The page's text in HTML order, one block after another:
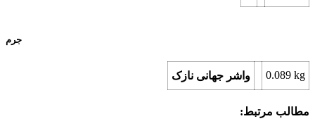
جرم
واشر جهانی نازک 0.089 kg
مطالب مرتبط: